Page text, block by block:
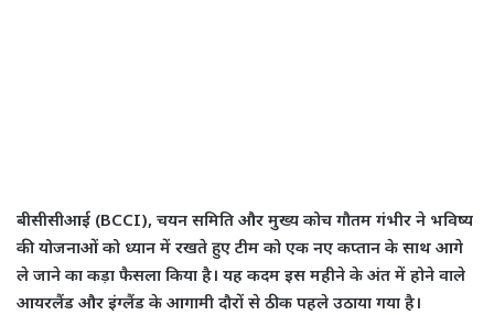
​बीसीसीआई (BCCI), चयन समिति और मुख्य कोच गौतम गंभीर ने भविष्य
की योजनाओं को ध्यान में रखते हुए टीम को एक नए कप्तान के साथ आगे
ले जाने का कड़ा फैसला किया है। यह कदम इस महीने के अंत में होने वाले
आयरलैंड और इंग्लैंड के आगामी दौरों से ठीक पहले उठाया गया है।